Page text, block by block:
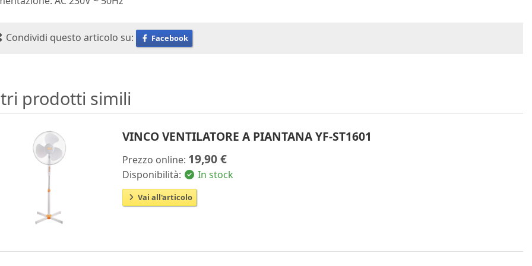
Condividi questo articolo su: Facebook
prodotti simili
VINCO VENTILATORE A PIANTANA YF-ST1601
Prezzo online: 19,90 €
Disponibilità: In stock
Vai all'articolo